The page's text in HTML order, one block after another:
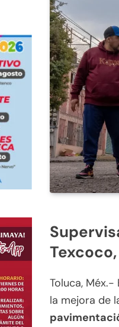
Toluca, Méx.-
la mejora de